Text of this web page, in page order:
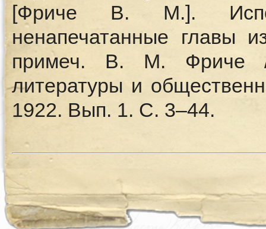
[Фриче В. М.].
ненапечатанные главы
примеч. В. М. Фриче
литературы и
1922. Вып. 1. С. 3–44.